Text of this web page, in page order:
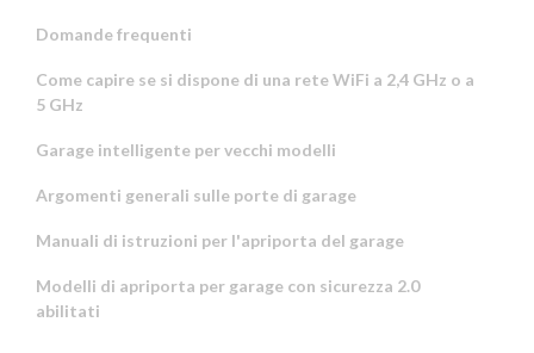
Domande frequenti
Come capire se si dispone di una rete WiFi a 2,4 GHz o a
5 GHz
Garage intelligente per vecchi modelli
Argomenti generali sulle porte di garage
Manuali di istruzioni per l'apriporta del garage
Modelli di apriporta per garage con sicurezza 2.0
abilitati